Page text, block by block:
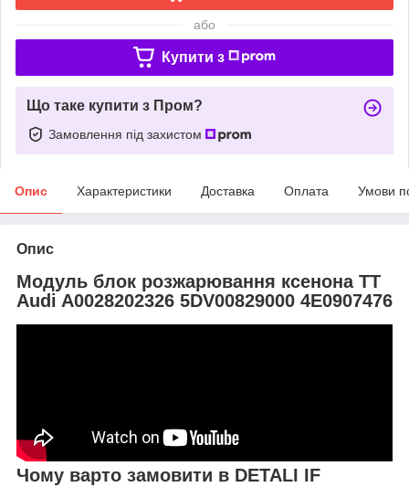
або
Купити з
Що таке купити з Пром?
Замовлення під захистом
Опис Характеристики Доставка Оплата Умови
Опис
Модуль блок розжарювання ксенона TT
Audi A0028202326 5DV00829000 4E0907476
Чому варто замовити в DETALI IF